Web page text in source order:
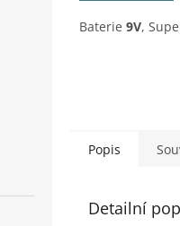
Baterie 9V,
Popis
Detailní